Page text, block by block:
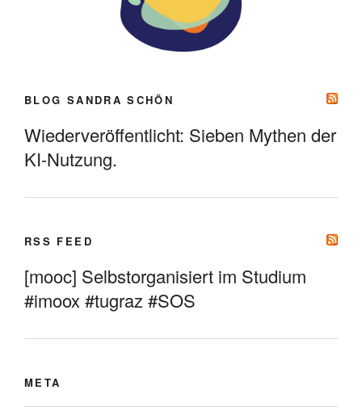
BLOG SANDRA SCHÖN
Wiederveröffentlicht: Sieben Mythen der
KI-Nutzung.
RSS FEED
[mooc] Selbstorganisiert im Studium
#imoox #tugraz #SOS
META